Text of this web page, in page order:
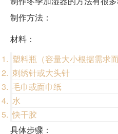
制作方法：
材料：
塑料瓶（容量大小根据需求而
刺绣针或大头针
毛巾或面巾纸
水
快干胶
具体步骤：